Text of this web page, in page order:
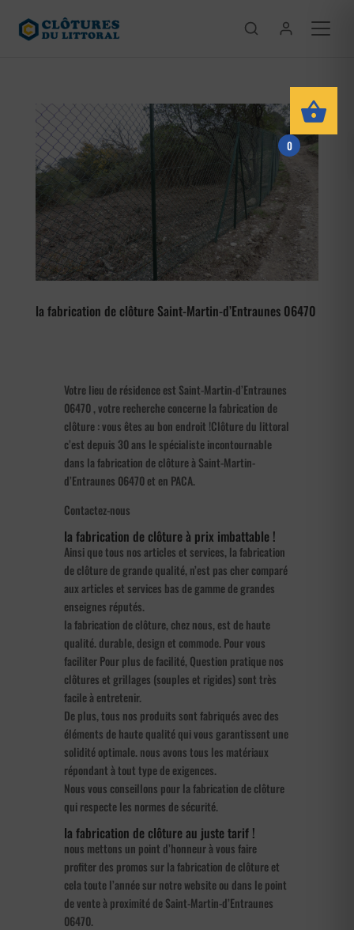
la fabrication de clôture Saint-Martin-d’Entraunes 06470
Votre lieu de résidence est Saint-Martin-d’Entraunes
06470 , votre recherche concerne la fabrication de
clôture : vous êtes au bon endroit !Clôture du littoral
c’est depuis 30 ans le spécialiste incontournable
dans la fabrication de clôture à Saint-Martin-
d’Entraunes 06470 et en PACA.
Contactez-nous
la fabrication de clôture à prix imbattable !
Ainsi que tous nos articles et services, la fabrication
de clôture de grande qualité, n’est pas cher comparé
aux articles et services bas de gamme de grandes
enseignes réputés.
la fabrication de clôture, chez nous, est de haute
qualité. durable, design et commode. Pour vous
faciliter Pour plus de facilité, Question pratique nos
clôtures et grillages (souples et rigides) sont très
facile à entretenir.
De plus, tous nos produits sont fabriqués avec des
éléments de haute qualité qui vous garantissent une
solidité optimale. nous avons tous les matériaux
répondant à tout type de exigences.
Nous vous conseillons pour la fabrication de clôture
qui respecte les normes de sécurité.
la fabrication de clôture au juste tarif !
nous mettons un point d’honneur à vous faire
profiter des promos sur la fabrication de clôture et
cela toute l’année sur notre website ou dans le point
de vente à proximité de Saint-Martin-d’Entraunes
06470.
0